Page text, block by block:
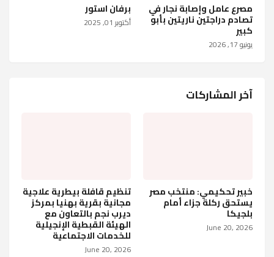
مصرع عامل وإصابة نجار في
تصادم دراجتين ناريتين بأبو
كبير
يونيو 17, 2026
برفان استور
أكتوبر 01, 2025
آخر المشاركات
خبير تحكيمي: منتخب مصر
يستحق ركلة جزاء أمام
بلجيكا
June 20, 2026
تنظيم قافلة بيطرية علاجية
مجانية بقرية بهنيا بمركز
ديرب نجم بالتعاون مع
الهيئة القبطية الإنجيلية
للخدمات الاجتماعية
June 20, 2026